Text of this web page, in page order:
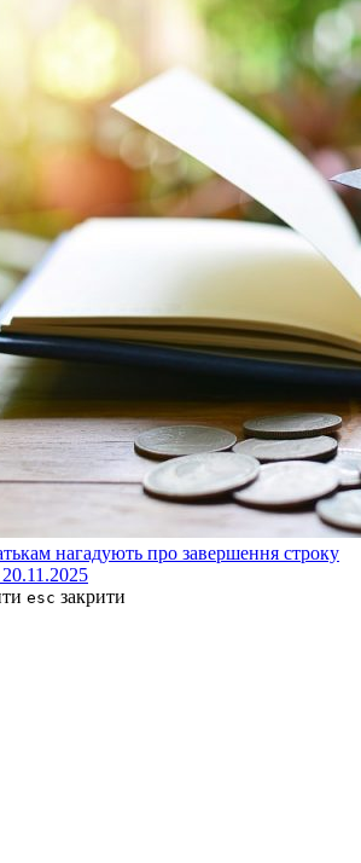
нагадують про завершення строку
20.11.2025
esc закрити